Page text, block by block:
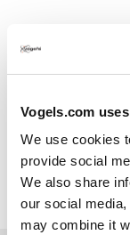
Vogels.com
We use cookies
provide social
We also share
our social
may combine it
ESSENTIAL
249,00 €